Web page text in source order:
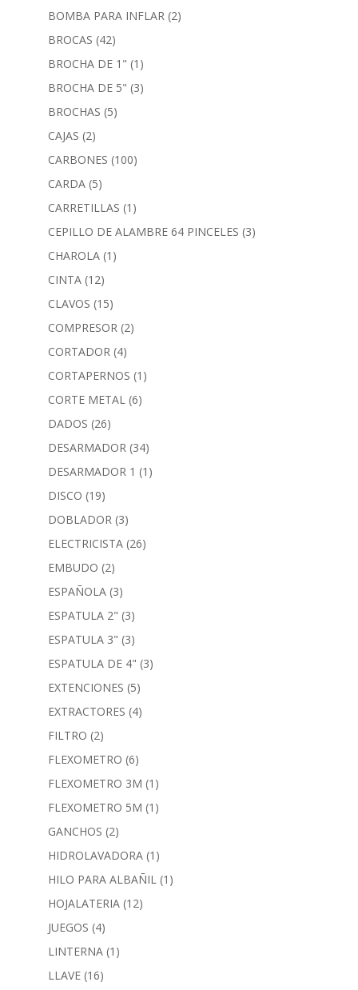
BOMBA PARA INFLAR (2)
BROCAS (42)
BROCHA DE 1" (1)
BROCHA DE 5" (3)
BROCHAS (5)
CAJAS (2)
CARBONES (100)
CARDA (5)
CARRETILLAS (1)
CEPILLO DE ALAMBRE 64 PINCELES (3)
CHAROLA (1)
CINTA (12)
CLAVOS (15)
COMPRESOR (2)
CORTADOR (4)
CORTAPERNOS (1)
CORTE METAL (6)
DADOS (26)
DESARMADOR (34)
DESARMADOR 1 (1)
DISCO (19)
DOBLADOR (3)
ELECTRICISTA (26)
EMBUDO (2)
ESPAÑOLA (3)
ESPATULA 2" (3)
ESPATULA 3" (3)
ESPATULA DE 4" (3)
EXTENCIONES (5)
EXTRACTORES (4)
FILTRO (2)
FLEXOMETRO (6)
FLEXOMETRO 3M (1)
FLEXOMETRO 5M (1)
GANCHOS (2)
HIDROLAVADORA (1)
HILO PARA ALBAÑIL (1)
HOJALATERIA (12)
JUEGOS (4)
LINTERNA (1)
LLAVE (16)